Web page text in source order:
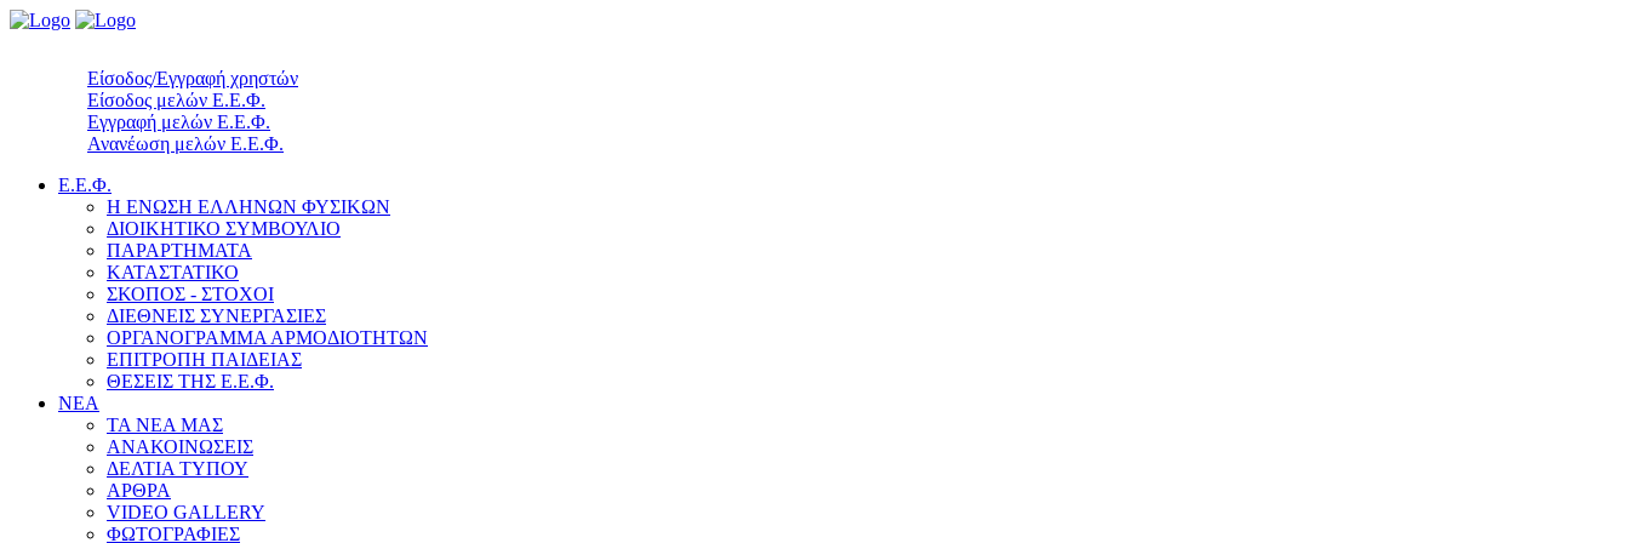
Είσοδος/Εγγραφή χρηστών
Είσοδος μελών Ε.Ε.Φ.
Εγγραφή μελών Ε.Ε.Φ.
Ανανέωση μελών Ε.Ε.Φ.
Ε.Ε.Φ.
Η ΕΝΩΣΗ ΕΛΛΗΝΩΝ ΦΥΣΙΚΩΝ
ΔΙΟΙΚΗΤΙΚΟ ΣΥΜΒΟΥΛΙΟ
ΠΑΡΑΡΤΗΜΑΤΑ
ΚΑΤΑΣΤΑΤΙΚΟ
ΣΚΟΠΟΣ - ΣΤΟΧΟΙ
ΔΙΕΘΝΕΙΣ ΣΥΝΕΡΓΑΣΙΕΣ
ΟΡΓΑΝΟΓΡΑΜΜΑ ΑΡΜΟΔΙΟΤΗΤΩΝ
ΕΠΙΤΡΟΠΗ ΠΑΙΔΕΙΑΣ
ΘΕΣΕΙΣ ΤΗΣ Ε.Ε.Φ.
ΝΕΑ
ΤΑ ΝΕΑ ΜΑΣ
ΑΝΑΚΟΙΝΩΣΕΙΣ
ΔΕΛΤΙΑ ΤΥΠΟΥ
ΑΡΘΡΑ
VIDEO GALLERY
ΦΩΤΟΓΡΑΦΙΕΣ